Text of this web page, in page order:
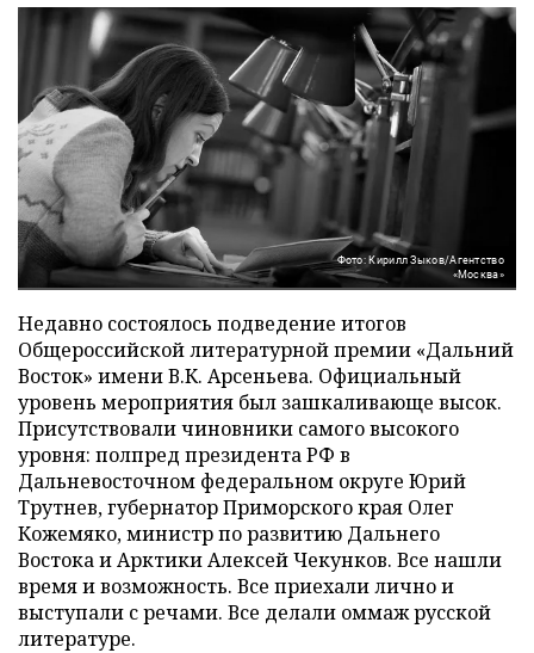
Фото: Кирилл Зыков/Агентство
«Москва»
Недавно состоялось подведение итогов
Общероссийской литературной премии «Дальний
Восток» имени В.К. Арсеньева. Официальный
уровень мероприятия был зашкаливающе высок.
Присутствовали чиновники самого высокого
уровня: полпред президента РФ в
Дальневосточном федеральном округе Юрий
Трутнев, губернатор Приморского края Олег
Кожемяко, министр по развитию Дальнего
Востока и Арктики Алексей Чекунков. Все нашли
время и возможность. Все приехали лично и
выступали с речами. Все делали оммаж русской
литературе.